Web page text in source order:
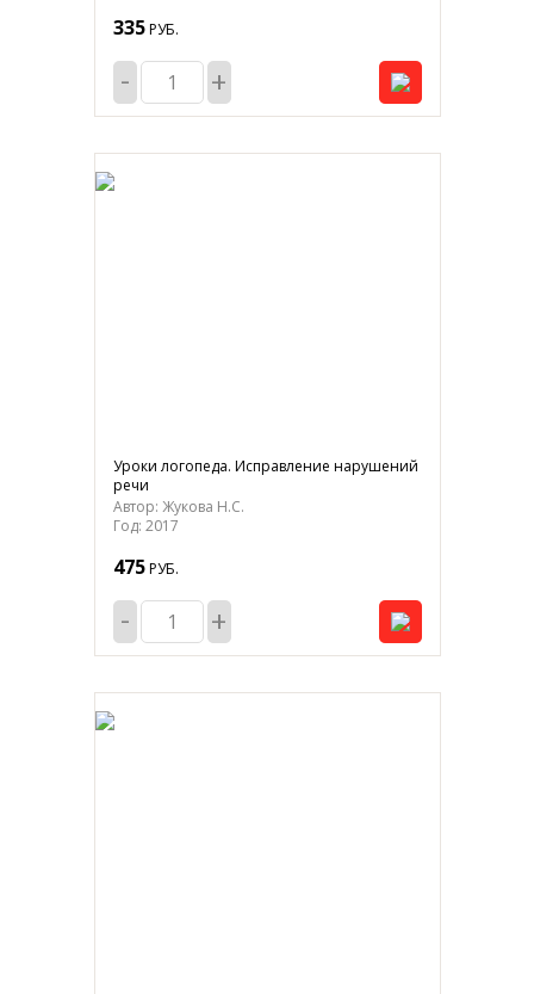
335РУБ.
- +
Уроки логопеда. Исправление нарушений
речи
Автор: Жукова Н.С.
Год: 2017
475РУБ.
- +